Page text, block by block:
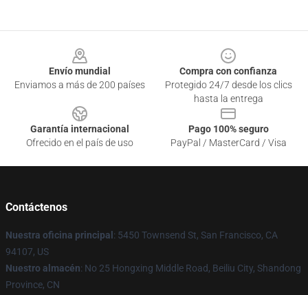
Envío mundial
Enviamos a más de 200 países
Compra con confianza
Protegido 24/7 desde los clics
hasta la entrega
Garantía internacional
Ofrecido en el país de uso
Pago 100% seguro
PayPal / MasterCard / Visa
Contáctenos
Nuestra oficina principal : 5450 Townsend St, San Francisco, CA
94107, US
Nuestro almacén: No 25 Hongxing Middle Road, Beiliu City, Shandong
Province, CN